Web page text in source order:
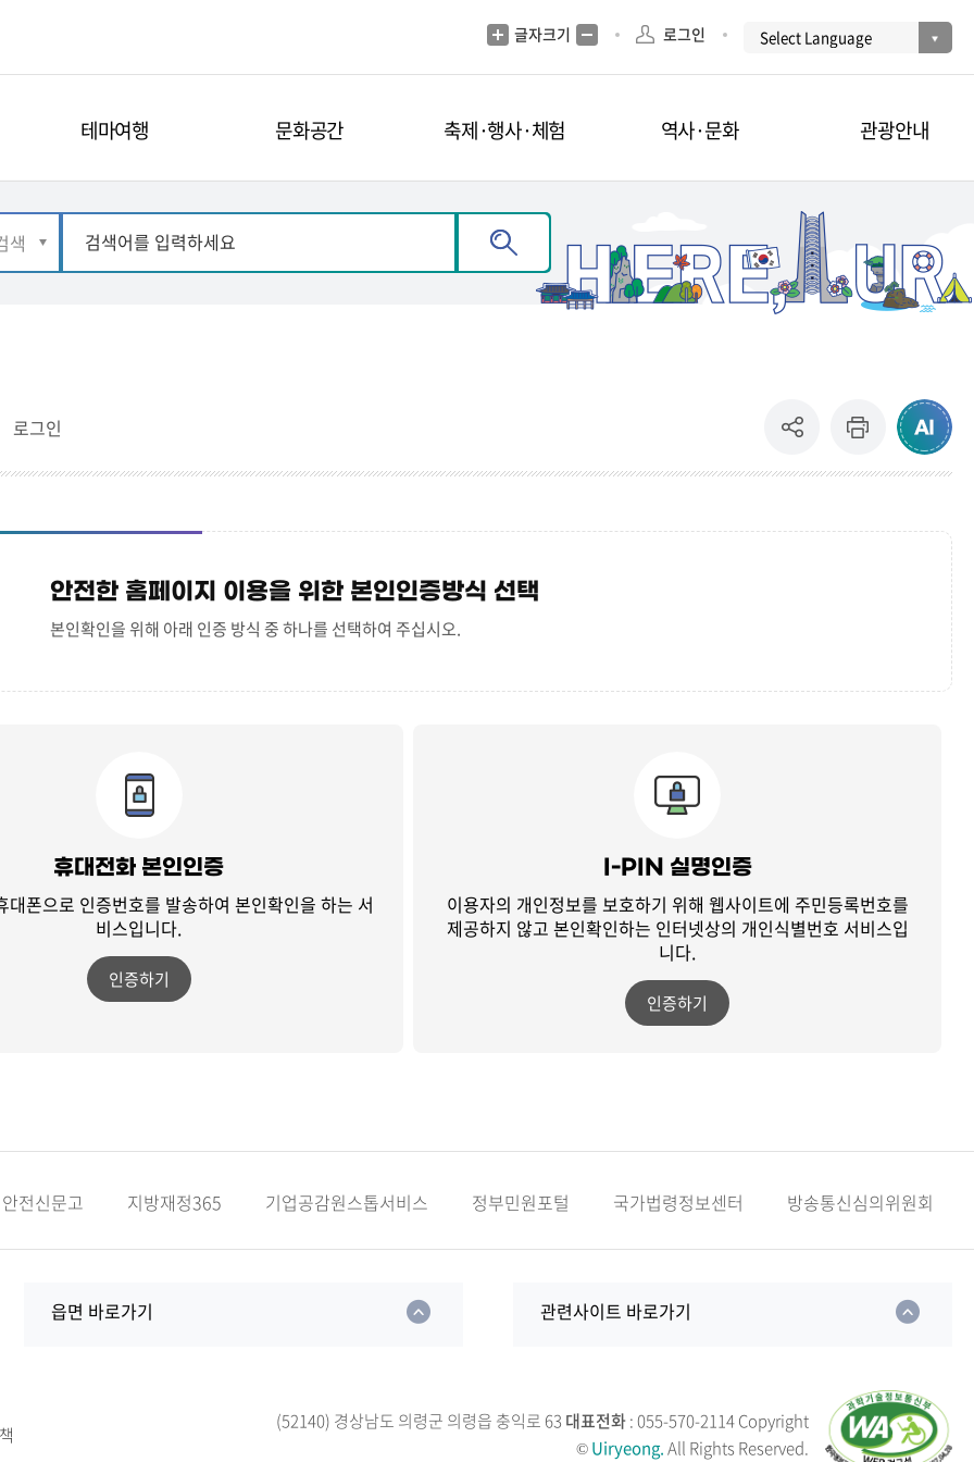
글자크기 로그인
테마여행 문화공간 축제·행사·체험 역사·문화 관광안내
로그인
안전한 홈페이지 이용을 위한 본인인증방식 선택
본인확인을 위해 아래 인증 방식 중 하나를 선택하여 주십시오.
휴대전화 본인인증
대폰으로 인증번호를 발송하여본인확인을 하는 서
비스입니다.
인증하기
I-PIN 실명인증
이용자의 개인정보를 보호하기 위해 웹사이트에 주민등록번호를
제공하지 않고 본인확인하는 인터넷상의 개인식별번호 서비스입
니다.
인증하기
안전신문고 지방재정365 기업공감원스톱서비스 정부민원포털 국가법령정보센터 방송통신심의위원회
읍면 바로가기 관련사이트 바로가기
(52140) 경상남도 의령군 의령읍 충익로 63 대표전화: 055-570-2114Copyright
©Uiryeong.All Rights Reserved.